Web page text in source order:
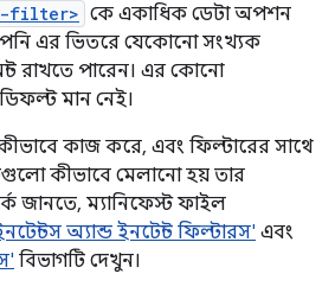
filter> কে একাধিক ডেটা অপশন
এর ভিতরে যেকোনো সংখ্যক
রাখতে পারেন। এর কোনো
মান নেই।
কাজ করে, এবং ফিল্টারের সাথে
কীভাবে মেলানো হয় তার
জানতে, ম্যানিফেস্ট ফাইল
অ্যান্ড ইনটেন্ট ফিল্টারস' এবং
বিভাগটি দেখুন।